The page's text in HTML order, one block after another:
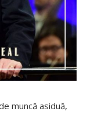
muncă asiduă,